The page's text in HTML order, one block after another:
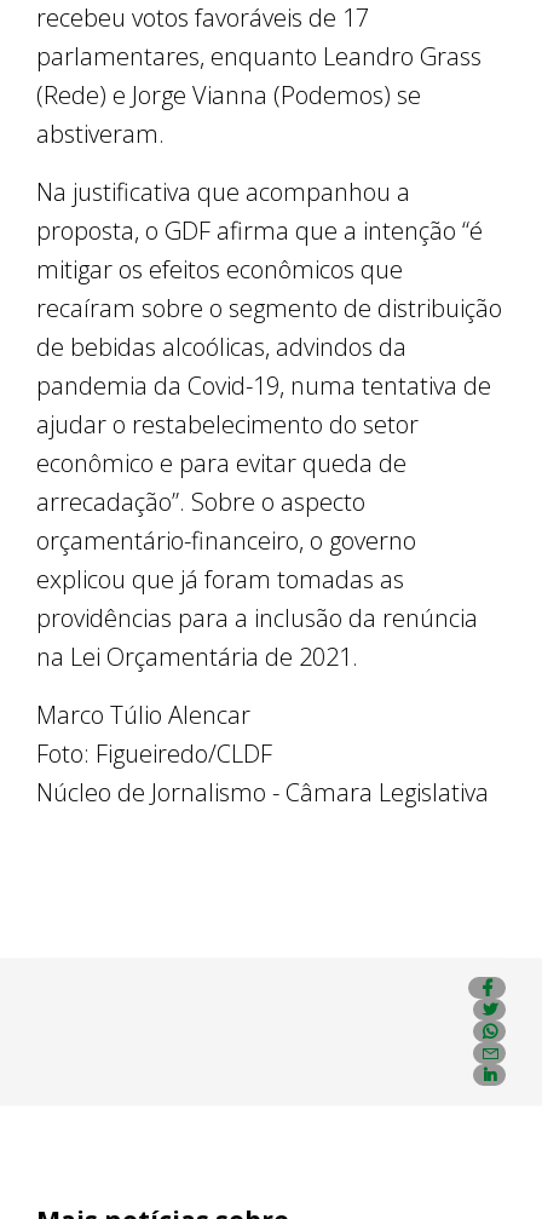
recebeu votos favoráveis de 17
parlamentares, enquanto Leandro Grass
(Rede) e Jorge Vianna (Podemos) se
abstiveram.
Na justificativa que acompanhou a
proposta, o GDF afirma que a intenção “é
mitigar os efeitos econômicos que
recaíram sobre o segmento de distribuição
de bebidas alcoólicas, advindos da
pandemia da Covid-19, numa tentativa de
ajudar o restabelecimento do setor
econômico e para evitar queda de
arrecadação”. Sobre o aspecto
orçamentário-financeiro, o governo
explicou que já foram tomadas as
providências para a inclusão da renúncia
na Lei Orçamentária de 2021.
Marco Túlio Alencar
Foto: Figueiredo/CLDF
Núcleo de Jornalismo - Câmara Legislativa